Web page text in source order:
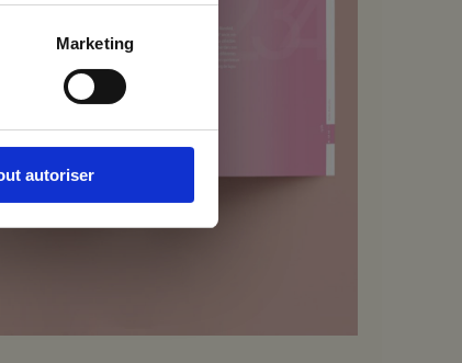
Marketing
autoriser